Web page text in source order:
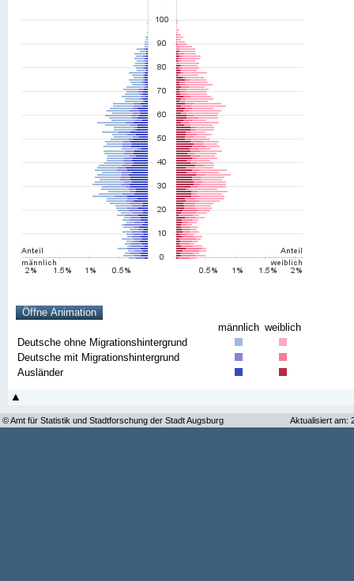
männlich weiblich
Deutsche ohne Migrationshintergrund
Deutsche mit Migrationshintergrund
Ausländer
© Amt für Statistik und Stadtforschung der Stadt Augsburg Aktualisiert am: